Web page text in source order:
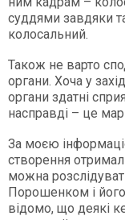
суддями завдяки
колосальний.
Також не варто
органи. Хоча у
органи здатні
насправді – це
За моєю
створення
можна
Порошенком і
відомо, що деякі